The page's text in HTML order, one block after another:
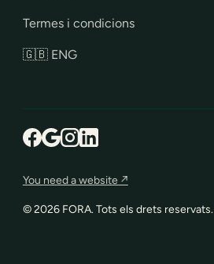
Termes i condicions
🇬🇧 ENG
©2026FORA. Tots els drets reservats.
You need a website ↗